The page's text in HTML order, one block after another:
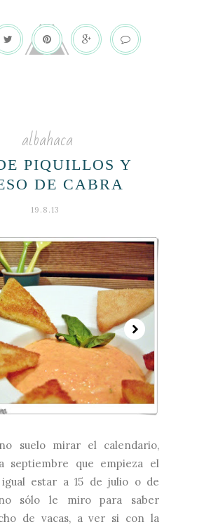
albahaca
PIQUILLOS Y
DE CABRA
19.8.13
suelo mirar el calendario,
septiembre que empieza el
estar a 15 de julio o de
sólo le miro para saber
de vacas, a ver si con la